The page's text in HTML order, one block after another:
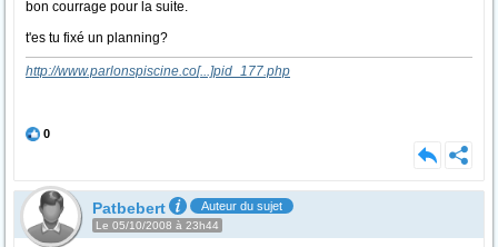
bon courrage pour la suite.
t'es tu fixé un planning?
http://www.parlonspiscine.co[...]pid_177.php
0
Patbebert Auteur du sujet
Le 05/10/2008 à 23h44